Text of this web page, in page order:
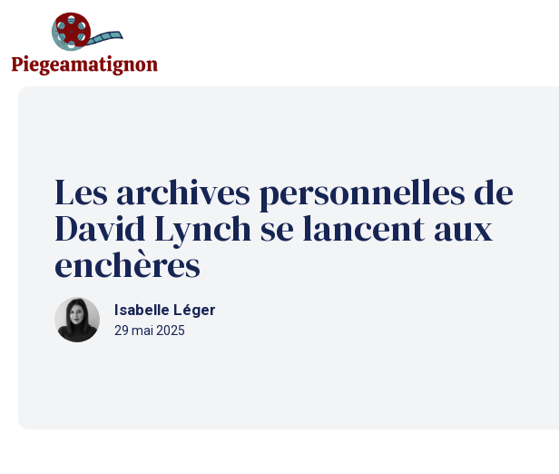
contenu
Les archives personnelles de
David Lynch se lancent aux
enchères
Isabelle Léger
29 mai 2025